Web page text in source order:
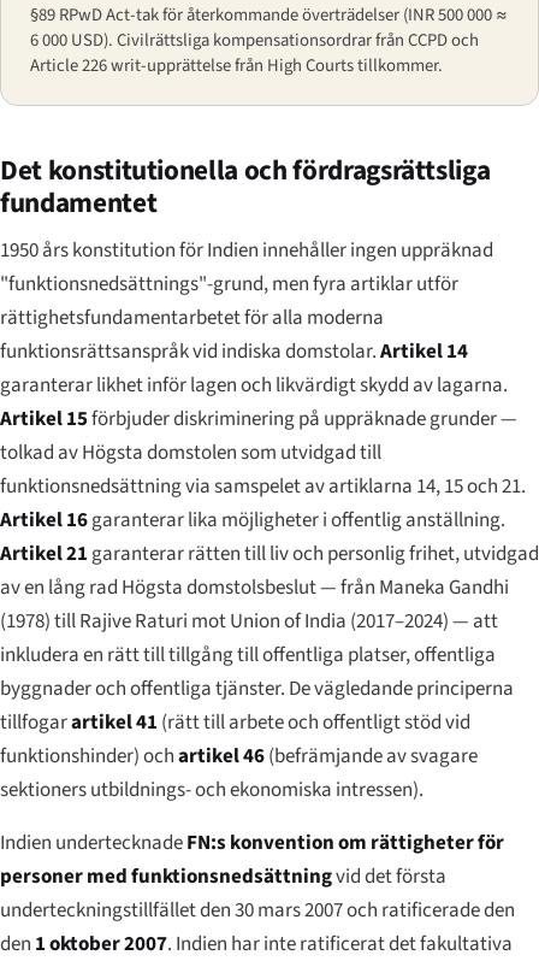
§89 RPwD Act-tak för återkommande överträdelser (INR 500 000 ≈
6 000 USD). Civilrättsliga kompensationsordrar från CCPD och
Article 226 writ-upprättelse från High Courts tillkommer.
Det konstitutionella och fördragsrättsliga
fundamentet
1950 års konstitution för Indien innehåller ingen uppräknad
"funktionsnedsättnings"-grund, men fyra artiklar utför
rättighetsfundamentarbetet för alla moderna
funktionsrättsanspråk vid indiska domstolar.Artikel 14
garanterar likhet inför lagen och likvärdigt skydd av lagarna.
Artikel 15förbjuder diskriminering på uppräknade grunder —
tolkad av Högsta domstolen som utvidgad till
funktionsnedsättning via samspelet av artiklarna 14, 15 och 21.
Artikel 16garanterar lika möjligheter i offentlig anställning.
Artikel 21garanterar rätten till liv och personlig frihet, utvidgad
av en lång rad Högsta domstolsbeslut — från Maneka Gandhi
(1978) tillRajive Raturi mot Union of India (2017–2024) — att
inkludera en rätt till tillgång till offentliga platser, offentliga
byggnader och offentliga tjänster. De vägledande principerna
tillfogarartikel 41 (rätt till arbete och offentligt stöd vid
funktionshinder) ochartikel 46(befrämjande av svagare
sektioners utbildnings- och ekonomiska intressen).
Indien undertecknadeFN:s konvention om rättigheter för
personer med funktionsnedsättningvid det första
underteckningstillfället den 30 mars 2007 och ratificerade den
den 1 oktober 2007. Indien har inte ratificerat det fakultativa